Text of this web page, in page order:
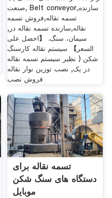
صنعت, Belt conveyor,سازنده
تسمه نقاله,فروش تسمه
نقاله,سازنده تسمه نقاله در,
سیمان، سنگ. 【احصل على
السعر】 سیستم نقاله کارسنگ
شکن ( نظیر سیستم تسمه نقاله
در یک, نصب توزین نوار نقاله
فروش نصب
تسمه نقاله برای
دستگاه های سنگ شکن
موبایل